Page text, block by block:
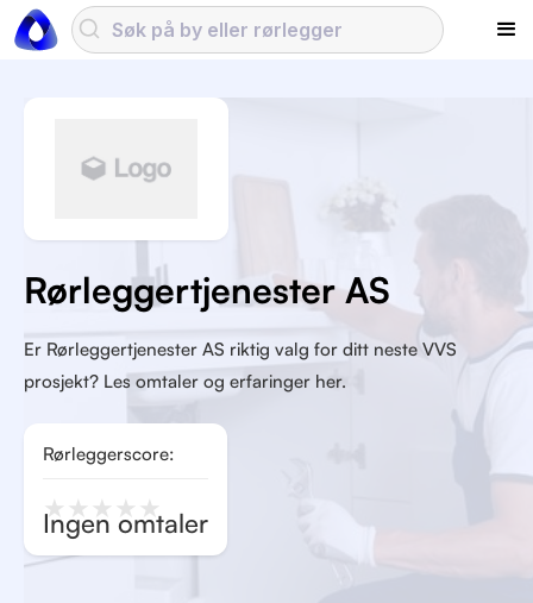
Rørleggerscore:
★ ★ ★ ★ ★
Ingen omtaler
Er Rørleggertjenester AS riktig valg for ditt neste VVS
prosjekt? Les omtaler og erfaringer her.
Rørleggertjenester AS